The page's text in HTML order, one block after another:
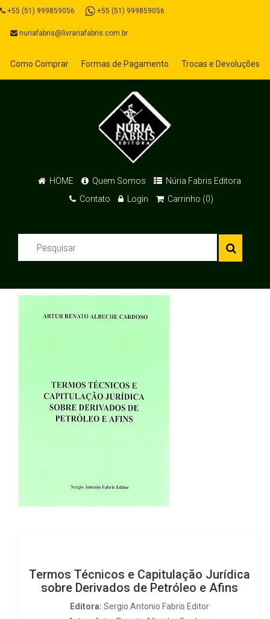
+55 (51) 999859056 +55 (51) 999859056
nuriafabris@livrariafabris.com.br
Como Comprar Formas de Pagamento Trocas e Devoluções
HOME Quem Somos
Núria Fabris Editora
Contato
Login Carrinho (0)
Termos Técnicos e Capitulação Jurídica
sobre Derivados de Petróleo e Afins
Editora: Sergio Antonio Fabris Editor